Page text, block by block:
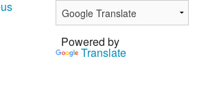
Powered by
Translate